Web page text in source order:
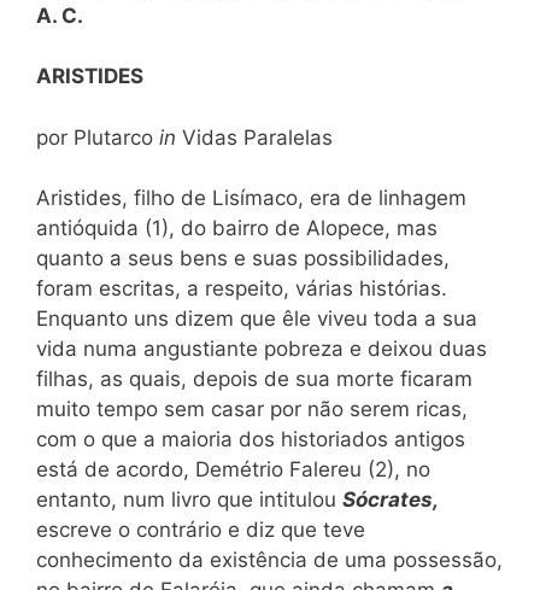
A. C.
ARISTIDES
por Plutarco in Vidas Paralelas
Aristides, filho de Lisímaco, era de linhagem
antióquida (1), do bairro de Alopece, mas
quanto a seus bens e suas possibilidades,
foram escritas, a respeito, várias histórias.
Enquanto uns dizem que êle viveu toda a sua
vida numa angustiante pobreza e deixou duas
filhas, as quais, depois de sua morte ficaram
muito tempo sem casar por não serem ricas,
com o que a maioria dos historiados antigos
está de acordo, Demétrio Falereu (2), no
entanto, num livro que intitulou Sócrates,
escreve o contrário e diz que teve
conhecimento da existência de uma possessão,